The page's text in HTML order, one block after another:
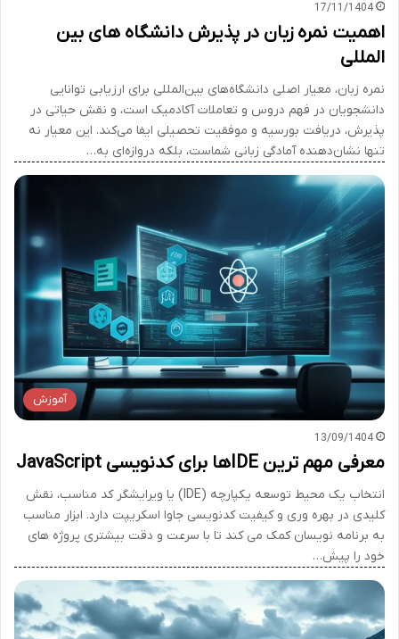
17/11/1404
اهمیت نمره زبان در پذیرش دانشگاه های بین
المللی
نمره زبان، معیار اصلی دانشگاه‌های بین‌المللی برای ارزیابی توانایی
دانشجویان در فهم دروس و تعاملات آکادمیک است، و نقش حیاتی در
پذیرش، دریافت بورسیه و موفقیت تحصیلی ایفا می‌کند. این معیار نه
تنها نشان‌دهنده آمادگی زبانی شماست، بلکه دروازه‌ای به…
آموزش
13/09/1404
معرفی مهم ترین IDEها برای کدنویسی JavaScript
انتخاب یک محیط توسعه یکپارچه (IDE) یا ویرایشگر کد مناسب، نقش
کلیدی در بهره وری و کیفیت کدنویسی جاوا اسکریپت دارد. ابزار مناسب
به برنامه نویسان کمک می کند تا با سرعت و دقت بیشتری پروژه های
خود را پیش…